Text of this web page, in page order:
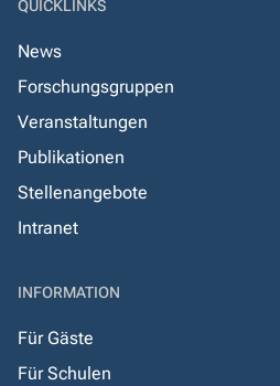
QUICKLINKS
News
Forschungsgruppen
Veranstaltungen
Publikationen
Stellenangebote
Intranet
INFORMATION
Für Gäste
Für Schulen